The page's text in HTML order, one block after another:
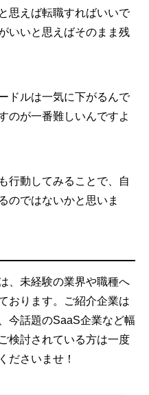
思えば転職すればいいで
いいと思えばそのまま残
ドルは一気に下がるんで
のが一番難しいんですよ
行動してみることで、自
のではないかと思いま
、未経験の業界や職種へ
おります。ご紹介企業は
今話題のSaaS企業など幅
検討されている方は一度
ださいませ！